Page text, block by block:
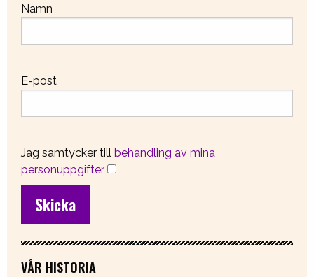
Namn
E-post
Jag samtycker till behandling av mina
personuppgifter
VÅR HISTORIA